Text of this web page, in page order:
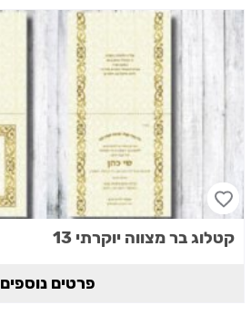
קטלוג בר מצווה יוקרתי 13
פרטים נוספים